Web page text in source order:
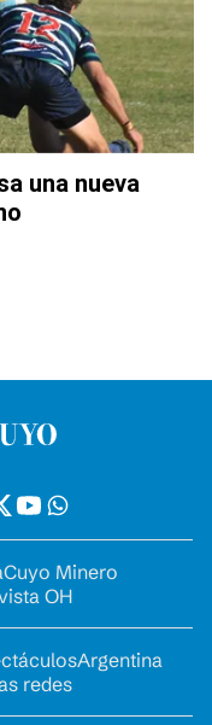
una nueva
Cuyo Minero
OH
Argentina
redes